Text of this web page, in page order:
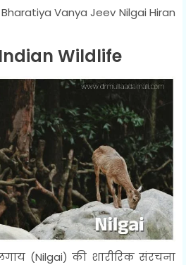
Vanya Jeev Nilgai Hiran
Wildlife
(Nilgai) की शारीरिक संरचना